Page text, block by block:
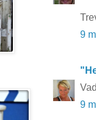
9
9